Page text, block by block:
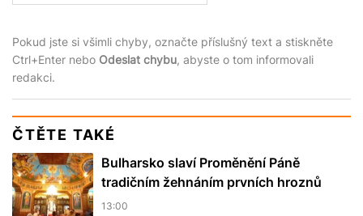
Pokud jste si všimli chyby, označte příslušný text a stiskněte
Ctrl+Enter nebo Odeslat chybu, abyste o tom informovali
redakci.
ČTĚTE TAKÉ
Bulharsko slaví Proměnění Páně
tradičním žehnáním prvních hroznů
13:00